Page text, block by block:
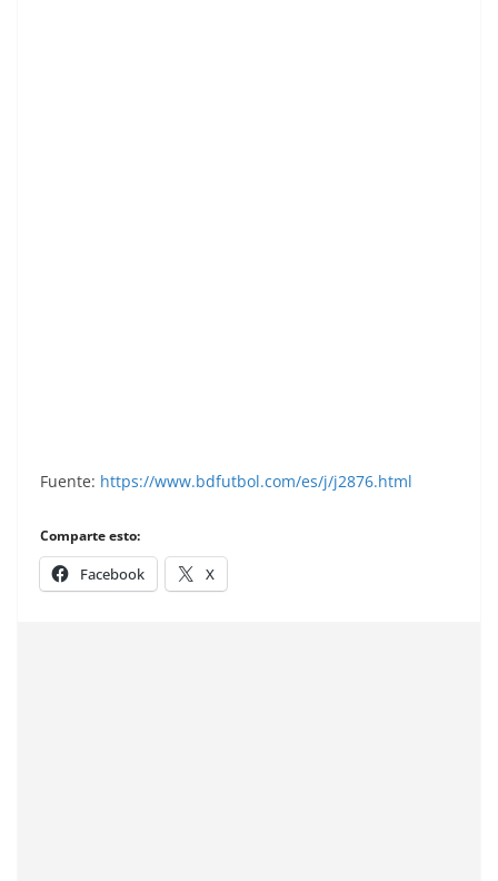
Fuente: https://www.bdfutbol.com/es/j/j2876.html
Comparte esto:
Facebook X